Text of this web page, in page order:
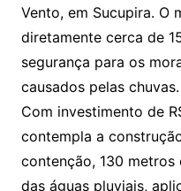
Vento, em Sucupira. O
diretamente cerca de
segurança para os
causados pelas chuvas.
Com investimento de
contempla a
contenção, 130 metros
das águas pluviais,